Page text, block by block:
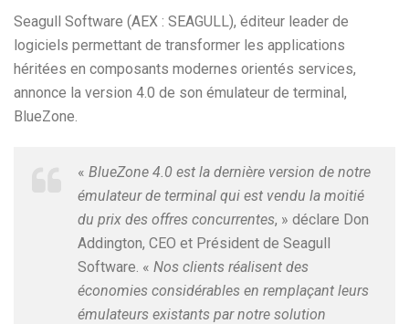
Seagull Software (AEX : SEAGULL), éditeur leader de
logiciels permettant de transformer les applications
héritées en composants modernes orientés services,
annonce la version 4.0 de son émulateur de terminal,
BlueZone.
« BlueZone 4.0 est la dernière version de notre
émulateur de terminal qui est vendu la moitié
du prix des offres concurrentes, » déclare Don
Addington, CEO et Président de Seagull
Software. « Nos clients réalisent des
économies considérables en remplaçant leurs
émulateurs existants par notre solution